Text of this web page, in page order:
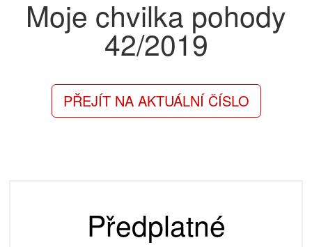
Moje chvilka pohody
42/2019
PŘEJÍT NA AKTUÁLNÍ ČÍSLO
Předplatné